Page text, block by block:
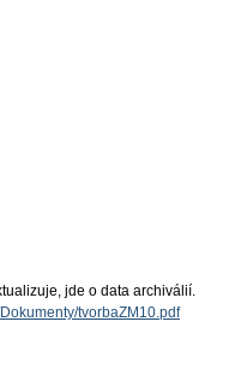
jde o data archiválií.
tvorbaZM10.pdf